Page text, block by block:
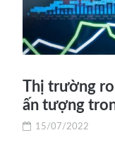
Thị trường
ấn tượng
15/07/2022